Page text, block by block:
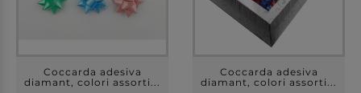
Coccarda adesiva
diamant, colori assorti...
Coccarda adesiva
diamant, colori assorti...